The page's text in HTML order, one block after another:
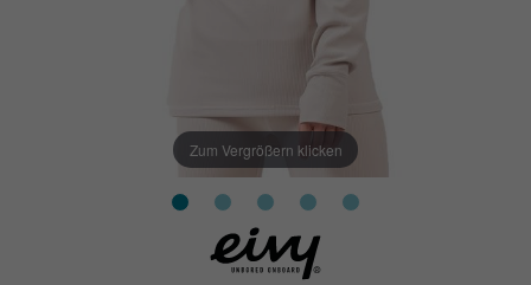
Zum Vergrößern klicken